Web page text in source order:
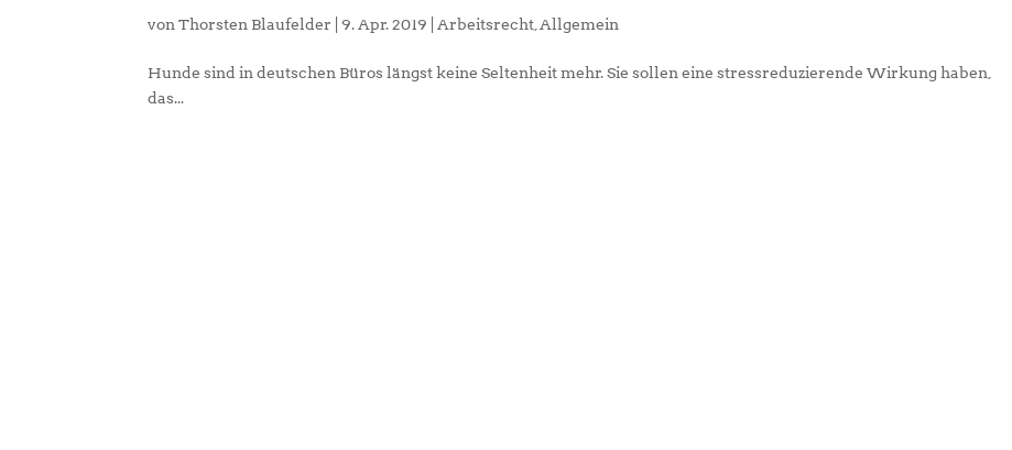
vonThorsten Blaufelder |9. Apr. 2019 Arbeitsrecht Allgemein
Hunde sind in deutschen Büros längst keine Seltenheit mehr. Sie sollen eine stressreduzierende Wirkung haben,
das...